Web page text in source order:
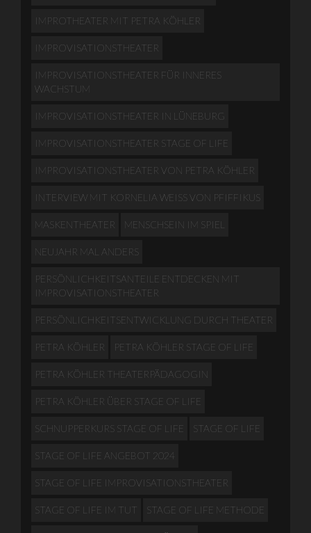
IMPROTHEATER MIT PETRA KÖHLER
IMPROVISATIONSTHEATER
IMPROVISATIONSTHEATER FÜR INNERES
WACHSTUM
IMPROVISATIONSTHEATER IN LÜNEBURG
IMPROVISATIONSTHEATER STAGE OF LIFE
IMPROVISATIONSTHEATER VON PETRA KÖHLER
INTERVIEW MIT KORNELIA WEISS VON PFIFFIKUS
MASKENTHEATER MENSCHSEIN IM SPIEL
NEUJAHR MAL ANDERS
PERSÖNLICHKEITSANTEILE ENTDECKEN MIT
IMPROVISATIONSTHEATER
PERSÖNLICHKEITSENTWICKLUNG DURCH THEATER
PETRA KÖHLER PETRA KÖHLER STAGE OF LIFE
PETRA KÖHLER THEATERPÄDAGOGIN
PETRA KÖHLER ÜBER STAGE OF LIFE
SCHNUPPERKURS STAGE OF LIFE STAGE OF LIFE
STAGE OF LIFE ANGEBOT 2024
STAGE OF LIFE IMPROVISATIONSTHEATER
STAGE OF LIFE IM TUT STAGE OF LIFE METHODE